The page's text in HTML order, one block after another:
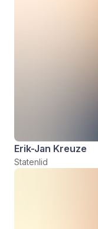
Erik-Jan Kreuze
Statenlid